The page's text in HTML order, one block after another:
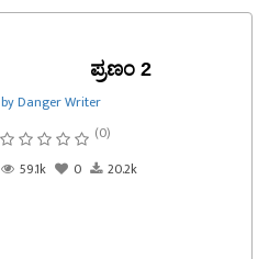
ಪ್ರಣಂ 2
by Danger Writer
(0)
59.1k
0 20.2k